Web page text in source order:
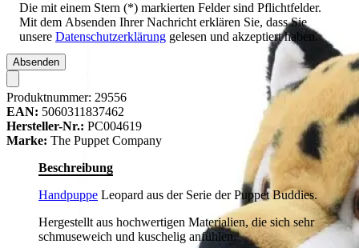
Die mit einem Stern (*) markierten Felder sind Pflichtfelder.
Mit dem Absenden Ihrer Nachricht erklären Sie, dass Sie
unsere Datenschutzerklärung gelesen und akzeptiert haben.
Absenden
Produktnummer: 29556
EAN: 5060311837462
Hersteller-Nr.: PC004619
Marke: The Puppet Company
Beschreibung
Handpuppe Leopard aus der Serie der Puppet Buddies.
Hergestellt aus hochwertigen Materialien, die sich sehr
schmuseweich und kuschelig anfühlen.